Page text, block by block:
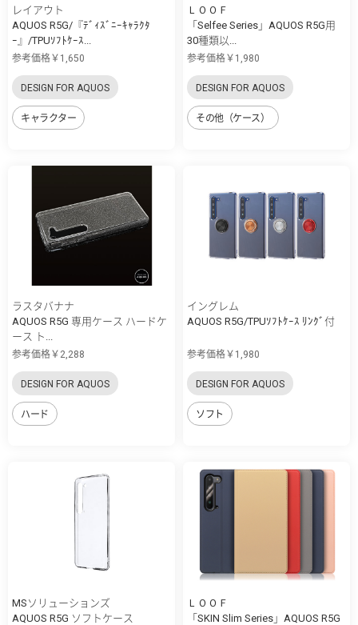
レイアウト
AQUOS R5G/『ﾃﾞｨｽﾞﾆｰｷｬﾗｸﾀ
ｰ』/TPUｿﾌﾄｹｰｽ...
参考価格￥1,650
DESIGN FOR AQUOS
キャラクター
ＬＯＯＦ
「Selfee Series」AQUOS R5G用
30種類以...
参考価格￥1,980
DESIGN FOR AQUOS
その他（ケース）
ラスタバナナ
AQUOS R5G 専用ケース ハードケ
ース ト...
参考価格￥2,288
DESIGN FOR AQUOS
ハード
イングレム
AQUOS R5G/TPUｿﾌﾄｹｰｽ ﾘﾝｸﾞ付
参考価格￥1,980
DESIGN FOR AQUOS
ソフト
MSソリューションズ
AQUOS R5G ソフトケース
ＬＯＯＦ
「SKIN Slim Series」AQUOS R5G